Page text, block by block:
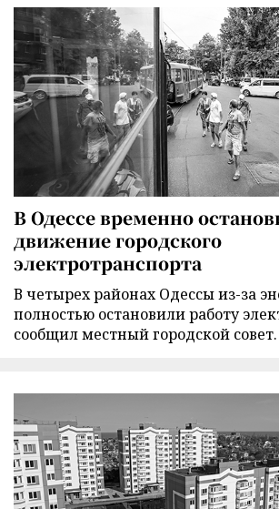
В Одессе временно
движение городского
электротранспорта
В четырех районах Одессы из-за
полностью остановили работу
сообщил местный городской совет.